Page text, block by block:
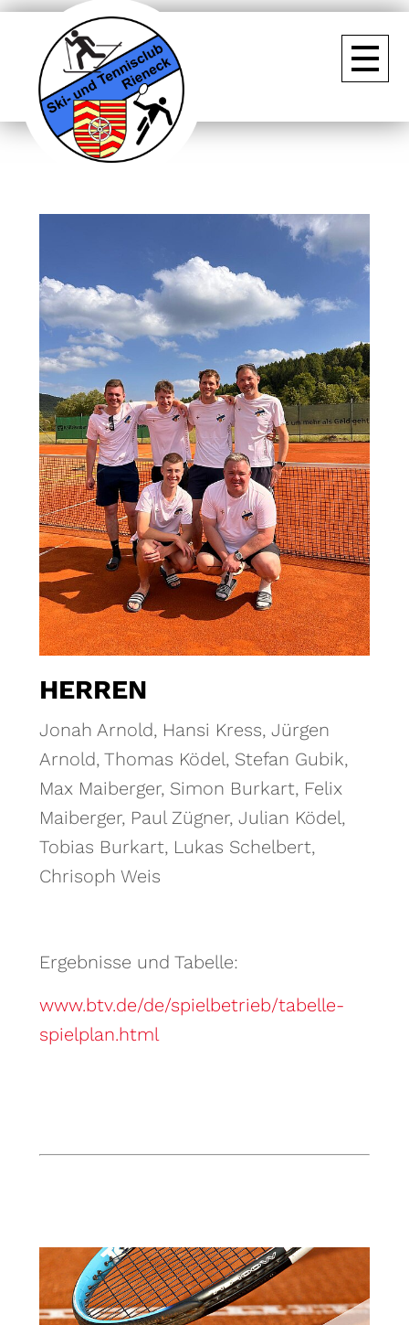
HERREN
Jonah Arnold, Hansi Kress, Jürgen
Arnold, Thomas Ködel, Stefan Gubik,
Max Maiberger, Simon Burkart, Felix
Maiberger, Paul Zügner, Julian Ködel,
Tobias Burkart, Lukas Schelbert,
Chrisoph Weis
Ergebnisse und Tabelle:
www.btv.de/de/spielbetrieb/tabelle-
spielplan.html